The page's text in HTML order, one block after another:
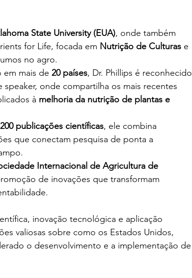
State University (EUA), onde também
for Life, focada em Nutrição de Culturas e
no agro.
em mais de 20 países, Dr. Phillips é reconhecido
onde compartilha os mais recentes
à melhoria da nutrição de plantas e
200 publicações científicas, ele combina
que conectam pesquisa de ponta a
Internacional de Agricultura de
de inovações que transformam
inovação tecnológica e aplicação
valiosas sobre como os Estados Unidos,
o desenvolvimento e a implementação de